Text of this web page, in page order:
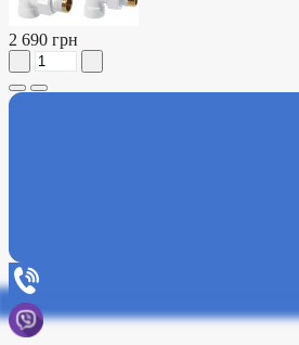
2 690 грн